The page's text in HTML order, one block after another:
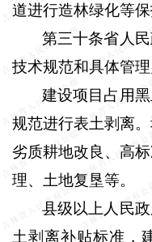
道进行造林绿化等保
第三十条省人
技术规范和具体管理
建设项目占用
规范进行表土剥离
劣质耕地改良、高
理、土地复垦等。
县级以上人民
土剥离补贴标准，